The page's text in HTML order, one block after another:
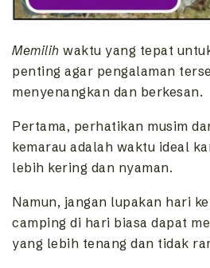
Memilih waktu yang tepat
penting agar pengalaman
menyenangkan dan berkesan.
Pertama, perhatikan musim
kemarau adalah waktu ideal
lebih kering dan nyaman.
Namun, jangan lupakan hari
camping di hari biasa dapat
yang lebih tenang dan tidak